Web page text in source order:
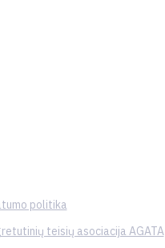
politika
teisių asociacija AGATA